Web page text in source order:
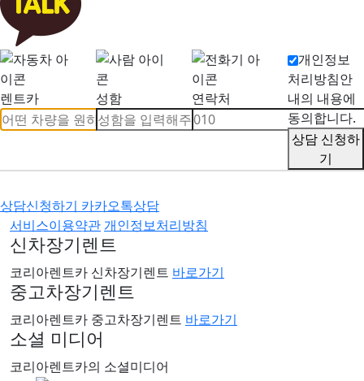
렌트카 성함 연락처
개인정보
처리방침안
내의 내용에
동의합니다.
상담 신청하
기
상담신청하기 카카오톡상담
서비스이용약관 개인정보처리방침
신차장기렌트
코리아렌트카 신차장기렌트 바로가기
중고차장기렌트
코리아렌트카 중고차장기렌트 바로가기
소셜 미디어
코리아렌트카의 소셜미디어